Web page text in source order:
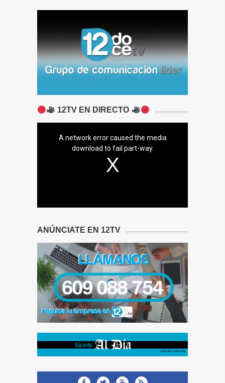
12TV EN DIRECTO
A network error caused the media
download to fail part-way.
ANÚNCIATE EN 12TV